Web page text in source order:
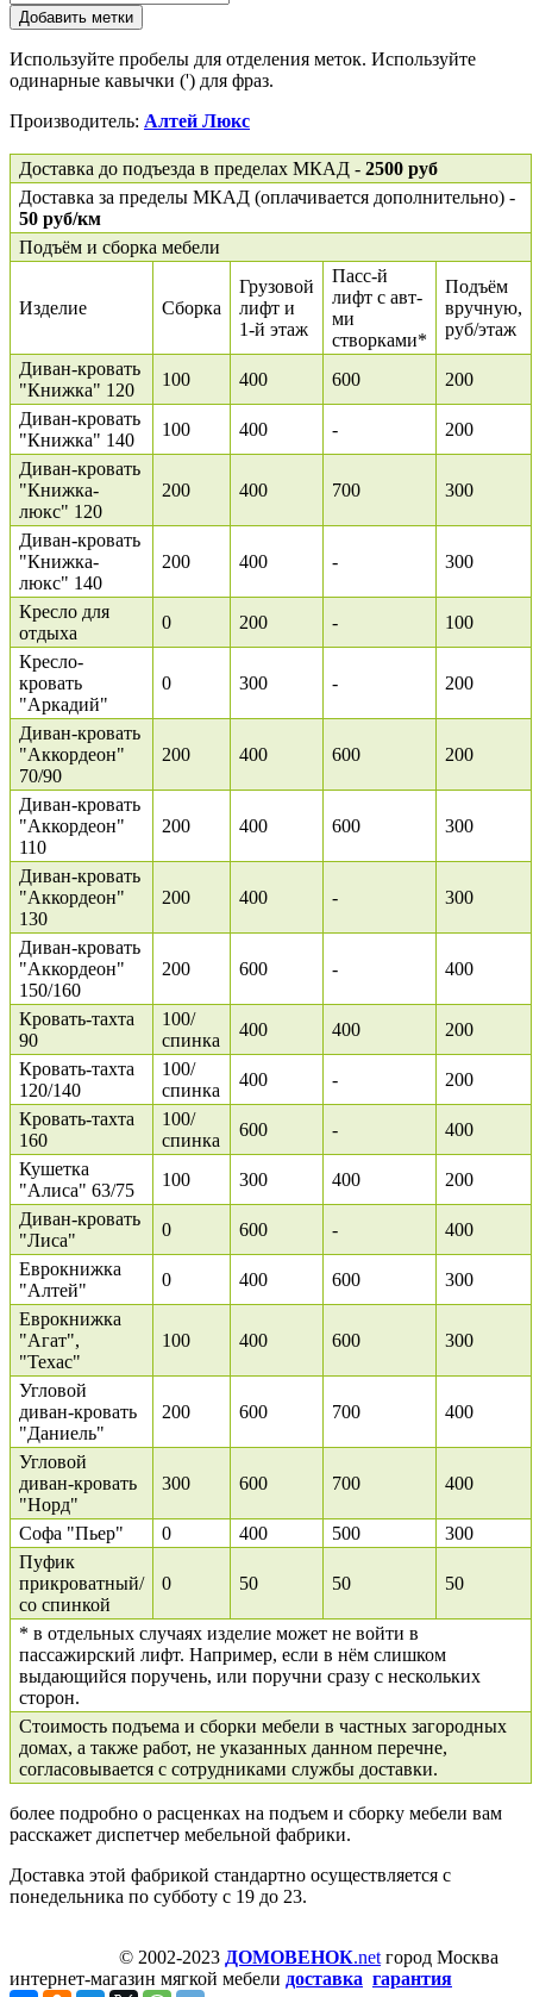
Добавить метки
Используйте пробелы для отделения меток. Используйте
одинарные кавычки (') для фраз.
Производитель: Алтей Люкс
Доставка до подъезда в пределах МКАД - 2500 руб
Доставка за пределы МКАД (оплачивается дополнительно) -
50 руб/км
Подъём и сборка мебели
Изделие Сборка
Грузовой
лифт и
1-й этаж
Пасс-й
лифт с авт-
ми
створками*
Подъём
вручную,
руб/этаж
Диван-кровать
"Книжка" 120
100 400 600
200
Диван-кровать
"Книжка" 140
100 400 -
200
Диван-кровать
"Книжка-
люкс" 120
200 400 700 300
Диван-кровать
"Книжка-
люкс" 140
200 400 - 300
Кресло для
отдыха
0 200 -
100
Кресло-
кровать
"Аркадий"
0 300 - 200
Диван-кровать
"Аккордеон"
70/90
200 400 600 200
Диван-кровать
"Аккордеон"
110
200 400 600 300
Диван-кровать
"Аккордеон"
130
200 400 - 300
Диван-кровать
"Аккордеон"
150/160
200 600 - 400
Кровать-тахта
90
100/
спинка
400 400
200
Кровать-тахта
120/140
100/
спинка
400 -
200
Кровать-тахта
160
100/
спинка
600 -
400
Кушетка
"Алиса" 63/75
100 300 400
200
Диван-кровать
"Лиса"
0 600 -
400
Еврокнижка
"Алтей"
0 400 600
300
Еврокнижка
"Агат",
"Техас"
100 400 600 300
Угловой
диван-кровать
"Даниель"
200 600 700 400
Угловой
диван-кровать
"Норд"
300 600 700 400
Софа "Пьер" 0 400 500
300
Пуфик
прикроватный/
со спинкой
0 50 50 50
* в отдельных случаях изделие может не войти в
пассажирский лифт. Например, если в нём слишком
выдающийся поручень, или поручни сразу с нескольких
сторон.
Стоимость подъема и сборки мебели в частных загородных
домах, а также работ, не указанных данном перечне,
согласовывается с сотрудниками службы доставки.
более подробно о расценках на подъем и сборку мебели вам
расскажет диспетчер мебельной фабрики.
Доставка этой фабрикой стандартно осуществляется с
понедельника по субботу с 19 до 23.
© 2002-2023 ДОМОВЕНОК.net город Москва
интернет-магазин мягкой мебели доставка гарантия